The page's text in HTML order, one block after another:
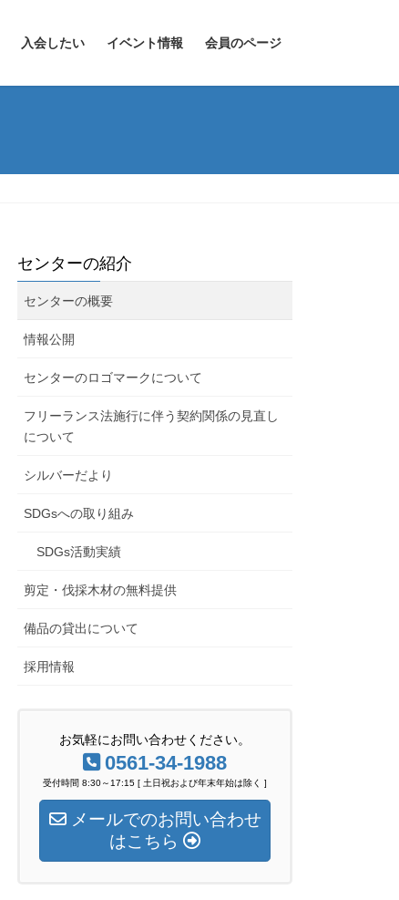
入会したい イベント情報 会員のページ
センターの紹介
センターの概要
情報公開
センターのロゴマークについて
フリーランス法施行に伴う契約関係の見直し
について
シルバーだより
SDGsへの取り組み
SDGs活動実績
剪定・伐採木材の無料提供
備品の貸出について
採用情報
お気軽にお問い合わせください。
0561-34-1988
受付時間 8:30～17:15 [ 土日祝および年末年始は除く ]
メールでのお問い合わせ
はこちら